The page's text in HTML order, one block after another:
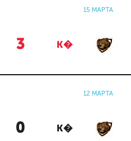
15 МАРТА
3 К�
12 МАРТА
0 К�